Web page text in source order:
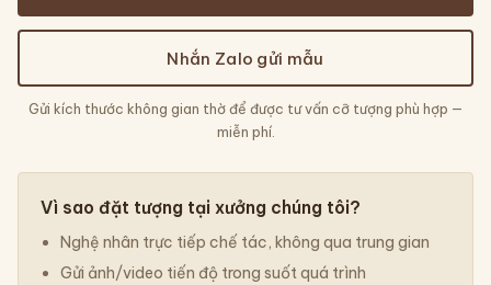
Nhắn Zalo gửi mẫu
Gửi kích thước không gian thờ để được tư vấn cỡ tượng phù hợp —
miễn phí.
Vì sao đặt tượng tại xưởng chúng tôi?
Nghệ nhân trực tiếp chế tác, không qua trung gian
Gửi ảnh/video tiến độ trong suốt quá trình